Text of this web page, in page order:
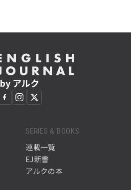
by アルク
SERIES & BOOKS
連載一覧
EJ新書
アルクの本